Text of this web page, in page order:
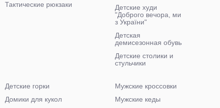
Тактические рюкзаки
Детские худи
"Доброго вечора, ми
з України"
Детская
демисезонная обувь
Детские столики и
стульчики
Детские горки
Домики для кукол
Мужские кроссовки
Мужские кеды